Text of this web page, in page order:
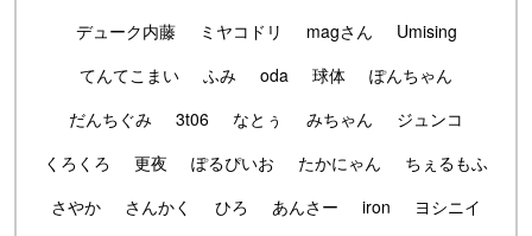
デューク内藤
ミヤコドリ magさん
Umising
てんてこまい
ふみ oda 球体
ぽんちゃん
だんちぐみ
3t06 なとぅ みちゃん
ジュンコ
くろくろ
更夜 ぽるぴいお たかにゃん
ちぇるもふ
さやか
さんかく ひろ あんさー iron
ヨシニイ